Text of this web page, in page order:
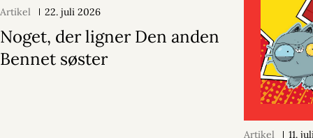
Artikel 22. juli 2026
Noget, der ligner Den anden
Bennet søster
Artikel 11.